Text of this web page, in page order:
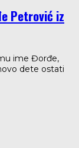
Petrović iz
ime Đorđe,
dete ostati